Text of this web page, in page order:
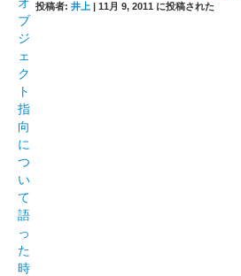
投稿者: 井上 | 11月 9, 2011 に投稿された